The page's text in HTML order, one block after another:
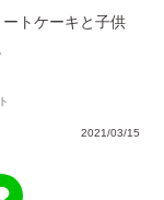
トケーキと子供
2021/03/15